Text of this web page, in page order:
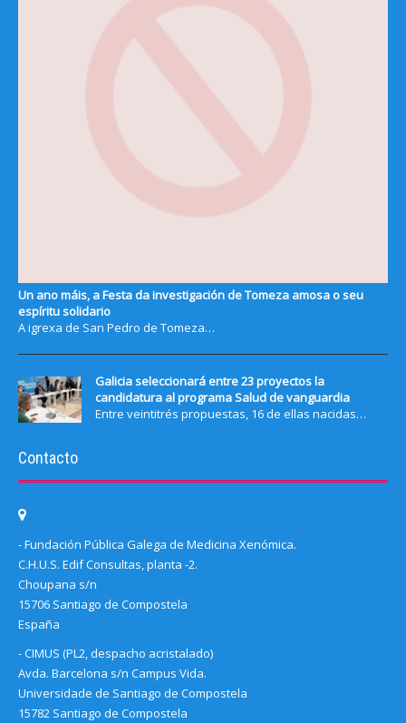
Un ano máis, a Festa da investigación de Tomeza amosa o seu
espíritu solidario
A igrexa de San Pedro de Tomeza…
Galicia seleccionará entre 23 proyectos la
candidatura al programa Salud de vanguardia
Entre veintitrés propuestas, 16 de ellas nacidas…
Contacto
- Fundación Pública Galega de Medicina Xenómica.
C.H.U.S. Edif Consultas, planta -2.
Choupana s/n
15706 Santiago de Compostela
España
- CIMUS (PL2, despacho acristalado)
Avda. Barcelona s/n Campus Vida.
Universidade de Santiago de Compostela
15782 Santiago de Compostela